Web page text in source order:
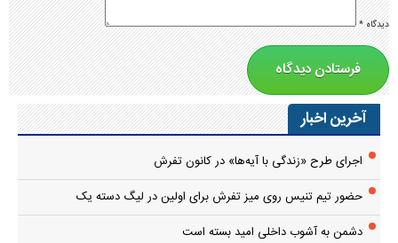
دیدگاه*
آخرین اخبار
اجرای طرح «زندگی با آیه‌ها» در کانون تفرش
حضور تیم تنیس روی میز تفرش برای اولین در لیگ دسته یک
دشمن به آشوب داخلی امید بسته است